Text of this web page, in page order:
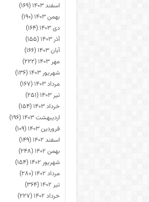
اسفند ۱۴۰۳
(۱۶۹)
بهمن ۱۴۰۳
(۱۹۰)
دی ۱۴۰۳
(۱۶۴)
آذر ۱۴۰۳
(۱۵۵)
آبان ۱۴۰۳
(۱۶۶)
مهر ۱۴۰۳
(۲۲۲)
شهریور ۱۴۰۳
(۱۳۶)
مرداد ۱۴۰۳
(۱۶۷)
تیر ۱۴۰۳
(۲۵۱)
خرداد ۱۴۰۳
(۱۵۴)
اردیبهشت ۱۴۰۳
(۱۹۶)
فروردین ۱۴۰۳
(۱۰۹)
اسفند ۱۴۰۲
(۱۴۹)
بهمن ۱۴۰۲
(۲۴۸)
شهریور ۱۴۰۲
(۱۵۴)
مرداد ۱۴۰۲
(۲۸۰)
تیر ۱۴۰۲
(۳۶۴)
خرداد ۱۴۰۲
(۲۲۷)